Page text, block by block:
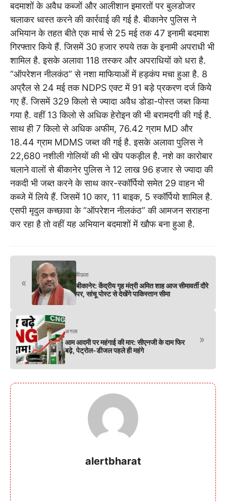
बदमाशों के अवैध कब्जों और आलीशान इमारतों पर बुलडोजर
चलाकर ध्वस्त करने की कार्रवाई की गई है. बीकानेर पुलिस ने
अभियान के तहत बीते एक मार्च से 25 मई तक 47 इनामी बदमाश
गिरफ्तार किये हैं. जिसमें 30 हजार रुपये तक के इनामी अपराधी भी
शामिल है. इसके अलावा 118 तस्कर और अपराधियों को धरा है.
“ऑपरेशन नीलकंठ” से नशा माफियाओं में हड़कंप मचा हुआ है. 8
अप्रैल से 24 मई तक NDPS एक्ट में 91 बड़े प्रकरण दर्ज किये
गए हैं. जिसमें 329 किलो से ज्यादा अवैध डोडा-पोस्त जब्त किया
गया है. वहीं 13 किलो से अधिक हेरोइन की भी बरामदगी की गई है.
साथ ही 7 किलो से अधिक अफीम, 76.42 ग्राम MD और
18.44 ग्राम MDMS जब्त की गई है. इसके अलावा पुलिस ने
22,680 नशीली गोलियों की भी खेंप पकड़ील है. नशे का कारोबार
चलाने वालों से बीकानेर पुलिस ने 12 लाख 96 हजार से ज्यादा की
नकदी भी जब्त करने के साथ कार-स्कॉर्पियो समेत 29 वाहन भी
कब्जे में लिये हैं. जिसमें 10 कार, 11 बाइक, 5 स्कॉर्पियो शामिल है.
एसपी मृदुल कच्छावा के “ऑपरेशन नीलकंठ” की आमजन सराहना
कर रहा है तो वहीं यह अभियान बदमाशों में खौफ बना हुआ है.
«
पिछला
बीकानेर: केंद्रीय गृह मंत्री अमित शाह आज सीमावर्ती दौरे
पर, सांचू पोस्ट से देखेंगे पाकिस्तान सीमा
अगला
आम आदमी पर महंगाई की मार: सीएनजी के दाम फिर
बढ़े, पेट्रोल-डीजल पहले ही महंगे
»
alertbharat